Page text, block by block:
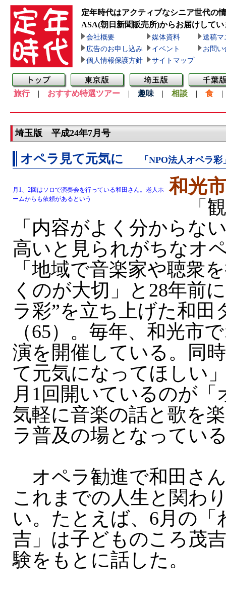
定年時代はアクティブなシニア世代の
ASA(朝日新聞販売所)からお届けしてい
会社概要 媒体資料
送稿マ
広告のお申し込み
イベント
お問い
個人情報保護方針
サイトマップ
旅行| おすすめ特選ツアー | 趣味 | 相談 | 食
埼玉版 平成24年7月号
オペラ見て元気に 「NPO法人オペラ
月1、2回はソロで演奏会を行っている和田さん。老人ホ
ームからも依頼があるという
和光
「観
「内容がよく分からな
高いと見られがちなオ
「地域で音楽家や聴衆
くのが大切」と28年前
ラ彩”を立ち上げた和田
（65）。毎年、和光市
演を開催している。同
て元気になってほしい
月1回開いているのが「
気軽に音楽の話と歌を
ラ普及の場となってい
オペラ勧進で和田さ
これまでの人生と関わ
い。たとえば、6月の「
吉」は子どものころ茂
験をもとに話した。